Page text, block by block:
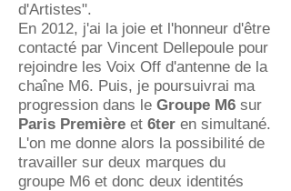
d'Artistes".
En 2012, j'ai la joie et l'honneur d'être
contacté par Vincent Dellepoule pour
rejoindre les Voix Off d'antenne de la
chaîne M6. Puis, je poursuivrai ma
progression dans le Groupe M6 sur
Paris Première et 6ter en simultané.
L'on me donne alors la possibilité de
travailler sur deux marques du
groupe M6 et donc deux identités